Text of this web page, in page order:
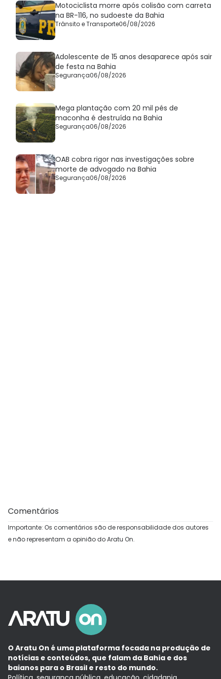
Motociclista morre após colisão com carreta
na BR-116, no sudoeste da Bahia
Trânsito e Transporte06/08/2026
Adolescente de 15 anos desaparece após sair
de festa na Bahia
Segurança06/08/2026
Mega plantação com 20 mil pés de
maconha é destruída na Bahia
Segurança06/08/2026
OAB cobra rigor nas investigações sobre
morte de advogado na Bahia
Segurança06/08/2026
Comentários
Importante: Os comentários são de responsabilidade dos autores
e não representam a opinião do Aratu On.
O Aratu On é uma plataforma focada na produção de
notícias e conteúdos, que falam da Bahia e dos
baianos para o Brasil e resto do mundo.